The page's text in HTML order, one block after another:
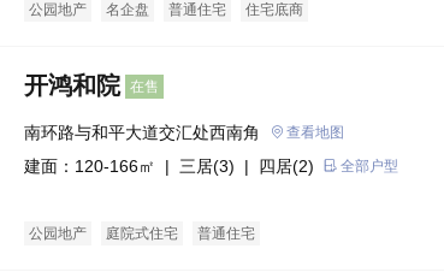
公园地产 名企盘 普通住宅 住宅底商
开鸿和院 在售
南环路与和平大道交汇处西南角 查看地图
建面：120-166㎡ | 三居(3) | 四居(2) 全部户型
公园地产 庭院式住宅 普通住宅